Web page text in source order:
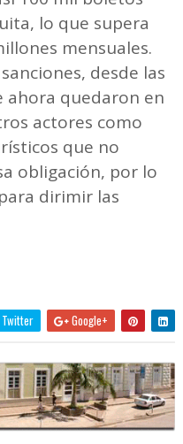
lo que supera
mensuales.
desde las
ahora quedaron en
actores como
que no
obligación, por lo
dirimir las
Twitter Google+